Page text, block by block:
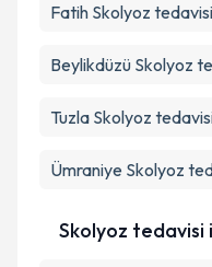
Fatih Skolyoz tedavisi
Beylikdüzü Skolyoz
Tuzla Skolyoz
Ümraniye Skolyoz
Skolyoz tedavisi